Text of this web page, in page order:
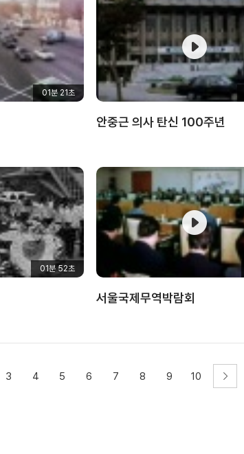
01분 21초
안중근 의사 탄신 100주년
01분 52초
서울국제무역박람회
3 4 5 6 7 8 9 10